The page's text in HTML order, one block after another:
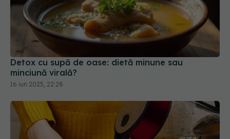
Detox cu supă de oase: dietă minune sau
minciună virală?
16 iun 2025, 22:28